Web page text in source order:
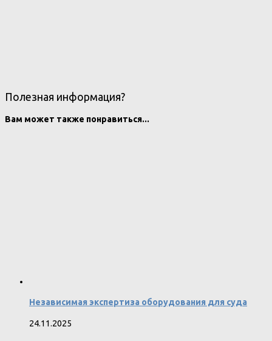
Полезная информация?
Вам может также понравиться...
Независимая экспертиза оборудования для суда
24.11.2025